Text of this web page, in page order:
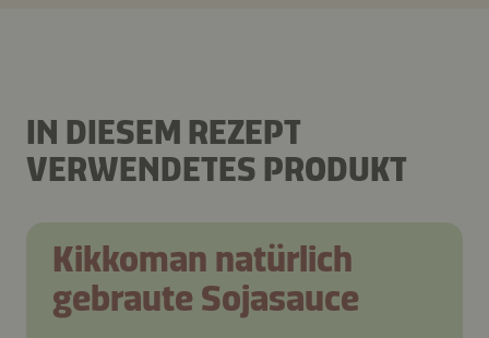
IN DIESEM REZEPT
VERWENDETES PRODUKT
Kikkoman natürlich
gebraute Sojasauce